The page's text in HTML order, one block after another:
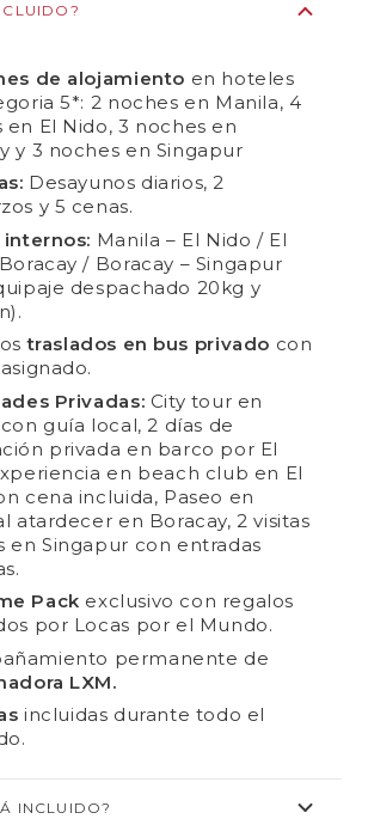
de alojamiento en hoteles
5*: 2 noches en Manila, 4
en El Nido, 3 noches en
y 3 noches en Singapur
Desayunos diarios, 2
y 5 cenas.
internos: Manila – El Nido / El
/ Boracay – Singapur
despachado 20kg y
traslados en bus privado con
Privadas: City tour en
guía local, 2 días de
privada en barco por El
en beach club en El
cena incluida, Paseo en
atardecer en Boracay, 2 visitas
en Singapur con entradas
Pack exclusivo con regalos
por Locas por el Mundo.
permanente de
LXM.
incluidas durante todo el
INCLUIDO?